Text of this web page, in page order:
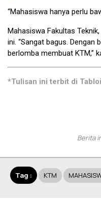
“Mahasiswa hanya perlu
Mahasiswa Fakultas
ini. “Sangat bagus.
berlomba membuat KTM,”
*Tulisan ini terbit di
Berita
Tag : KTM